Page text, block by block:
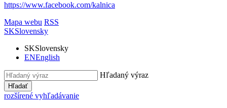
https://www.facebook.com/kalnica
Mapa webu RSS
SKSlovensky
SKSlovensky
ENEnglish
Hľadaný výraz
Hľadať
rozšírené vyhľadávanie